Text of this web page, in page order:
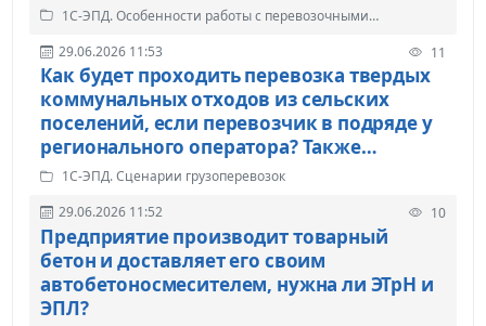
1С-ЭПД. Особенности работы с перевозочными
29.06.2026 11:53
11
Как будет проходить перевозка твердых
коммунальных отходов из сельских
поселений, если перевозчик в подряде у
регионального оператора? Также
интересует перевозка древесных отходов
1С-ЭПД. Сценарии грузоперевозок
29.06.2026 11:52
10
Предприятие производит товарный
бетон и доставляет его своим
автобетоносмесителем, нужна ли ЭТрН и
ЭПЛ?